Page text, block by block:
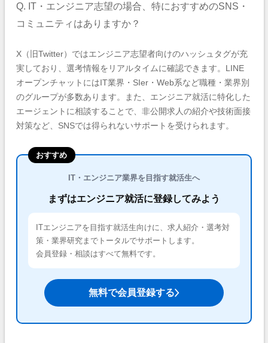
Q. IT・エンジニア志望の場合、特におすすめのSNS・
コミュニティはありますか？
X（旧Twitter）ではエンジニア志望者向けのハッシュタグが充
実しており、選考情報をリアルタイムに確認できます。LINE
オープンチャットにはIT業界・SIer・Web系など職種・業界別
のグループが多数あります。また、エンジニア就活に特化した
エージェントに相談することで、非公開求人の紹介や技術面接
対策など、SNSでは得られないサポートを受けられます。
おすすめ
IT・エンジニア業界を目指す就活生へ
まずはエンジニア就活に登録してみよう
ITエンジニアを目指す就活生向けに、求人紹介・選考対
策・業界研究までトータルでサポートします。
会員登録・相談はすべて無料です。
無料で会員登録する